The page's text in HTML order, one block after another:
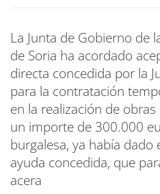
La Junta de Gobierno de
de Soria ha acordado
directa concedida por la
para la contratación
en la realización de
un importe de 300.000
burgalesa, ya había dado
ayuda concedida, que
acera